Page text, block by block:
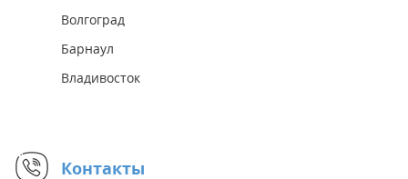
Волгоград
Барнаул
Владивосток
Контакты